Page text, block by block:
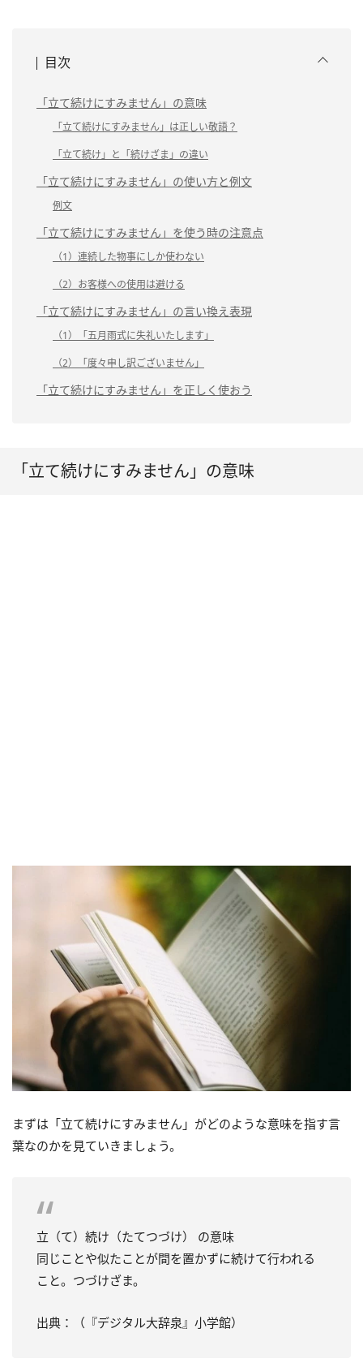
目次
「立て続けにすみません」の意味
「立て続けにすみません」は正しい敬語？
「立て続け」と「続けざま」の違い
「立て続けにすみません」の使い方と例文
例文
「立て続けにすみません」を使う時の注意点
（1）連続した物事にしか使わない
（2）お客様への使用は避ける
「立て続けにすみません」の言い換え表現
（1）「五月雨式に失礼いたします」
（2）「度々申し訳ございません」
「立て続けにすみません」を正しく使おう
「立て続けにすみません」の意味
まずは「立て続けにすみません」がどのような意味を指す言
葉なのかを見ていきましょう。
立（て）続け（たてつづけ） の意味
同じことや似たことが間を置かずに続けて行われる
こと。つづけざま。
出典：（『デジタル大辞泉』小学館）